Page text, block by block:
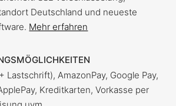
Deutschland und neueste
Mehr erfahren
Lastschrift), AmazonPay, Google Pay,
Kreditkarten, Vorkasse per